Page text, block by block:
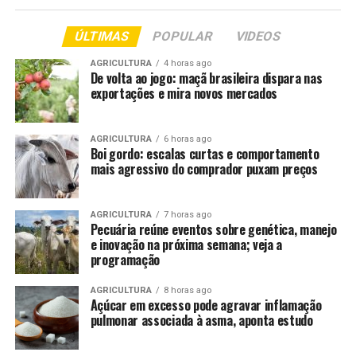
Segundo o pesquisador do Carnaval brasileiro e
professor do Instituto Federal de Mato Grosso,
Washington Souza, o apoio público fortalece cultura,
turismo e inclusão social. “O Carnaval é patrimônio
cultural brasileiro, reconhecido por lei federal. Quando o
poder público garante mobilidade e segurança, está
valorizando cultura, turismo e inclusão social”.
Incentivo à Economia
Até o fim do evento, a estimativa é que Vinde e Vede e
Umadegre atraiam cerca de 400 mil pessoas à capital,
incluindo caravanas de diversas regiões do Estado, o que
está impulsionando significativamente a economia local
e o turismo.
Na Arena Pantanal, o Vinde e Vede 2026 reuniu cerca de
20 mil fiéis apenas no primeiro dia de programação,
ÚLTIMAS POPULAR VIDEOS
AGRICULTURA 4 horas ago
De volta ao jogo: maçã brasileira dispara nas
exportações e mira novos mercados
AGRICULTURA 6 horas ago
Boi gordo: escalas curtas e comportamento
mais agressivo do comprador puxam preços
AGRICULTURA 7 horas ago
Pecuária reúne eventos sobre genética, manejo
e inovação na próxima semana; veja a
programação
AGRICULTURA 8 horas ago
Açúcar em excesso pode agravar inflamação
pulmonar associada à asma, aponta estudo